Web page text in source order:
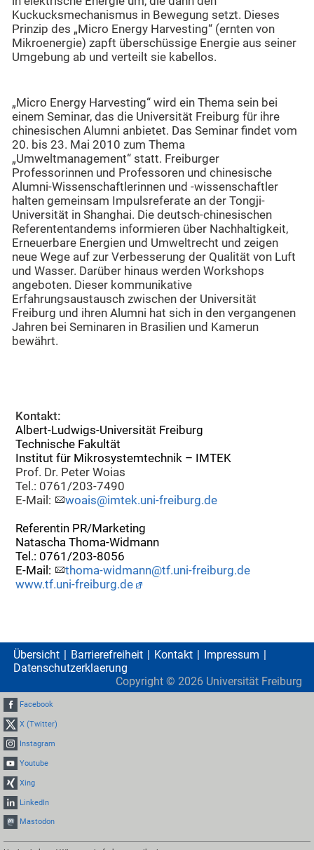
Kuckucksmechanismus in Bewegung setzt. Dieses
Prinzip des „Micro Energy Harvesting“ (ernten von
Mikroenergie) zapft überschüssige Energie aus seiner
Umgebung ab und verteilt sie kabellos.
„Micro Energy Harvesting“ wird ein Thema sein bei
einem Seminar, das die Universität Freiburg für ihre
chinesischen Alumni anbietet. Das Seminar findet vom
20. bis 23. Mai 2010 zum Thema
„Umweltmanagement“ statt. Freiburger
Professorinnen und Professoren und chinesische
Alumni-Wissenschaftlerinnen und -wissenschaftler
halten gemeinsam Impulsreferate an der Tongji-
Universität in Shanghai. Die deutsch-chinesischen
Referententandems informieren über Nachhaltigkeit,
Erneuerbare Energien und Umweltrecht und zeigen
neue Wege auf zur Verbesserung der Qualität von Luft
und Wasser. Darüber hinaus werden Workshops
angeboten. Dieser kommunikative
Erfahrungsaustausch zwischen der Universität
Freiburg und ihren Alumni hat sich in den vergangenen
Jahren bei Seminaren in Brasilien und Kamerun
bewährt.
Kontakt:
Albert-Ludwigs-Universität Freiburg
Technische Fakultät
Institut für Mikrosystemtechnik – IMTEK
Prof. Dr. Peter Woias
Tel.: 0761/203-7490
E-Mail:
woais@imtek.uni-freiburg.de
Referentin PR/Marketing
Natascha Thoma-Widmann
Tel.: 0761/203-8056
E-Mail:
thoma-widmann@tf.uni-freiburg.de
www.tf.uni-freiburg.de
Übersicht Barrierefreiheit Kontakt
Impressum
Datenschutzerklaerung
Copyright © 2026 Universität Freiburg
Facebook
X (Twitter)
Instagram
Youtube
Xing
LinkedIn
Mastodon